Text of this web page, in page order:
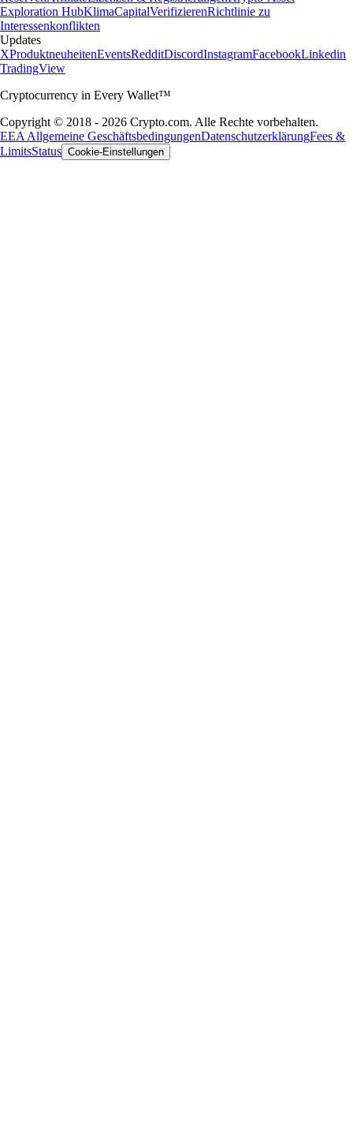
Exploration HubKlimaCapitalVerifizierenRichtlinie zu
Interessenkonflikten
Updates
XProduktneuheitenEventsRedditDiscordInstagramFacebookLinkedin
TradingView
Cryptocurrency in Every Wallet™
Copyright © 2018 - 2026 Crypto.com. Alle Rechte vorbehalten.
EEA Allgemeine GeschäftsbedingungenDatenschutzerklärungFees &
LimitsStatus Cookie-Einstellungen